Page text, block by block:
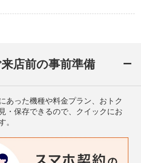
店前の事前準備
あった機種や料金プラン、おトク
・保存できるので、クイックにお
。